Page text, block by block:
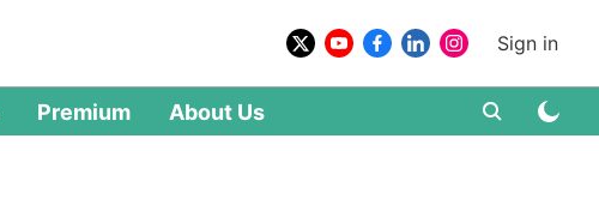
Sign in
Premium About Us